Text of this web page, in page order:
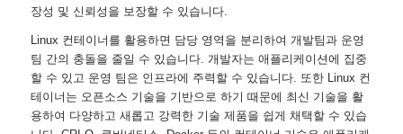
장성 및 신뢰성을 보장할 수 있습니다.
Linux 컨테이너를 활용하면 담당 영역을 분리하여 개발팀과 운영
팀 간의 충돌을 줄일 수 있습니다. 개발자는 애플리케이션에 집중
할 수 있고 운영 팀은 인프라에 주력할 수 있습니다. 또한 Linux 컨
테이너는 오픈소스 기술을 기반으로 하기 때문에 최신 기술을 활
용하여 다양하고 새롭고 강력한 기술 제품을 쉽게 채택할 수 있습